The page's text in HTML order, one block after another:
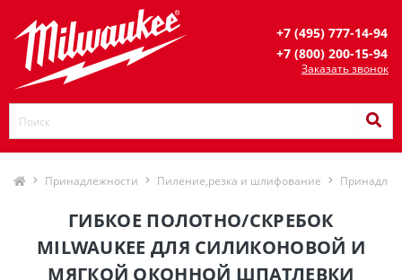
+7 (495) 777-14-94
+7 (800) 200-15-94
Заказать звонок
Принадлежности Пиление,резка и шлифование
ГИБКОЕ ПОЛОТНО/СКРЕБОК
MILWAUKEE ДЛЯ СИЛИКОНОВОЙ И
МЯГКОЙ ОКОННОЙ ШПАТЛЕВКИ